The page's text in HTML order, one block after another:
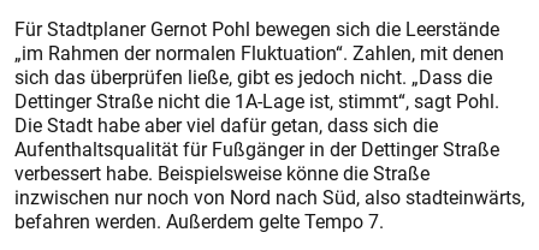
Für Stadtplaner Gernot Pohl bewegen sich die Leerstände
„im Rahmen der normalen Fluktuation“. Zahlen, mit denen
sich das überprüfen ließe, gibt es jedoch nicht. „Dass die
Dettinger Straße nicht die 1A-Lage ist, stimmt“, sagt Pohl.
Die Stadt habe aber viel dafür getan, dass sich die
Aufenthaltsqualität für Fußgänger in der Dettinger Straße
verbessert habe. Beispielsweise könne die Straße
inzwischen nur noch von Nord nach Süd, also stadteinwärts,
befahren werden. Außerdem gelte Tempo 7.